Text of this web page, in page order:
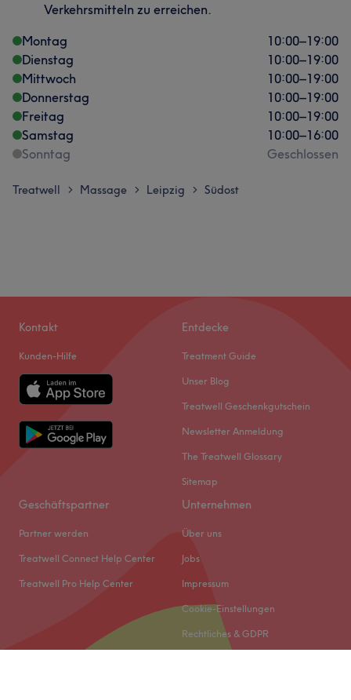
Verkehrsmitteln zu erreichen.
Montag
10:00–19:00
Dienstag
10:00–19:00
Mittwoch
10:00–19:00
Donnerstag
10:00–19:00
Freitag
10:00–19:00
Samstag
10:00–16:00
Sonntag
Geschlossen
Treatwell > Massage > Leipzig > Südost
Kontakt
Kunden-Hilfe
Entdecke
Treatment Guide
Unser Blog
Treatwell Geschenkgutschein
Newsletter Anmeldung
The Treatwell Glossary
Sitemap
Geschäftspartner
Partner werden
Treatwell Connect Help Center
Treatwell Pro Help Center
Unternehmen
Über uns
Jobs
Impressum
Cookie-Einstellungen
Rechtliches & GDPR